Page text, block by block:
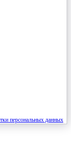
персональных данных